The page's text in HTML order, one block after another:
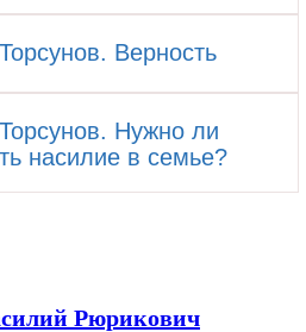
Верность
Нужно ли
насилие в семье?
Рюрикович